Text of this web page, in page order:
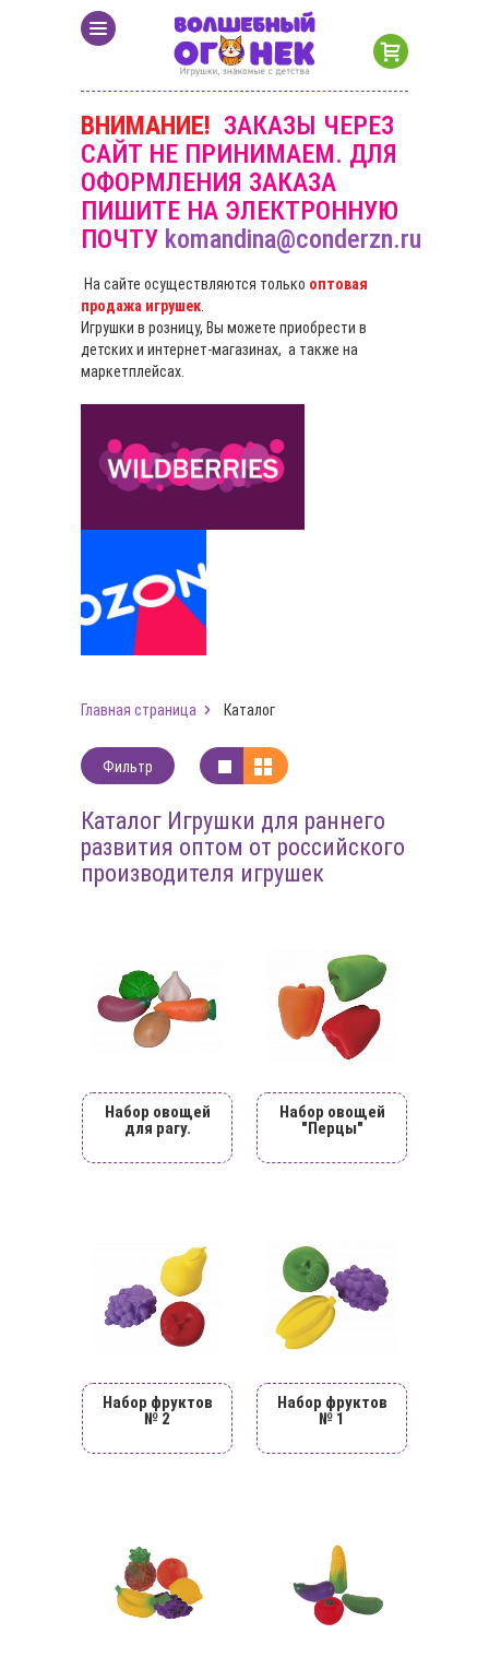
ВНИМАНИЕ! ЗАКАЗЫ ЧЕРЕЗ
САЙТ НЕ ПРИНИМАЕМ. ДЛЯ
ОФОРМЛЕНИЯ ЗАКАЗА
ПИШИТЕ НА ЭЛЕКТРОННУЮ
ПОЧТУ komandina@conderzn.ru
На сайте осуществляются только оптовая
продажа игрушек
Игрушки в розницу, Вы можете приобрести в
детских и интернет-магазинах, а также на
маркетплейсах.
Главная страница Каталог
Фильтр
Каталог Игрушки для раннего
развития оптом от российского
производителя игрушек
Набор овощей
для рагу.
Набор овощей
"Перцы"
Набор фруктов
№ 2
Набор фруктов
№ 1